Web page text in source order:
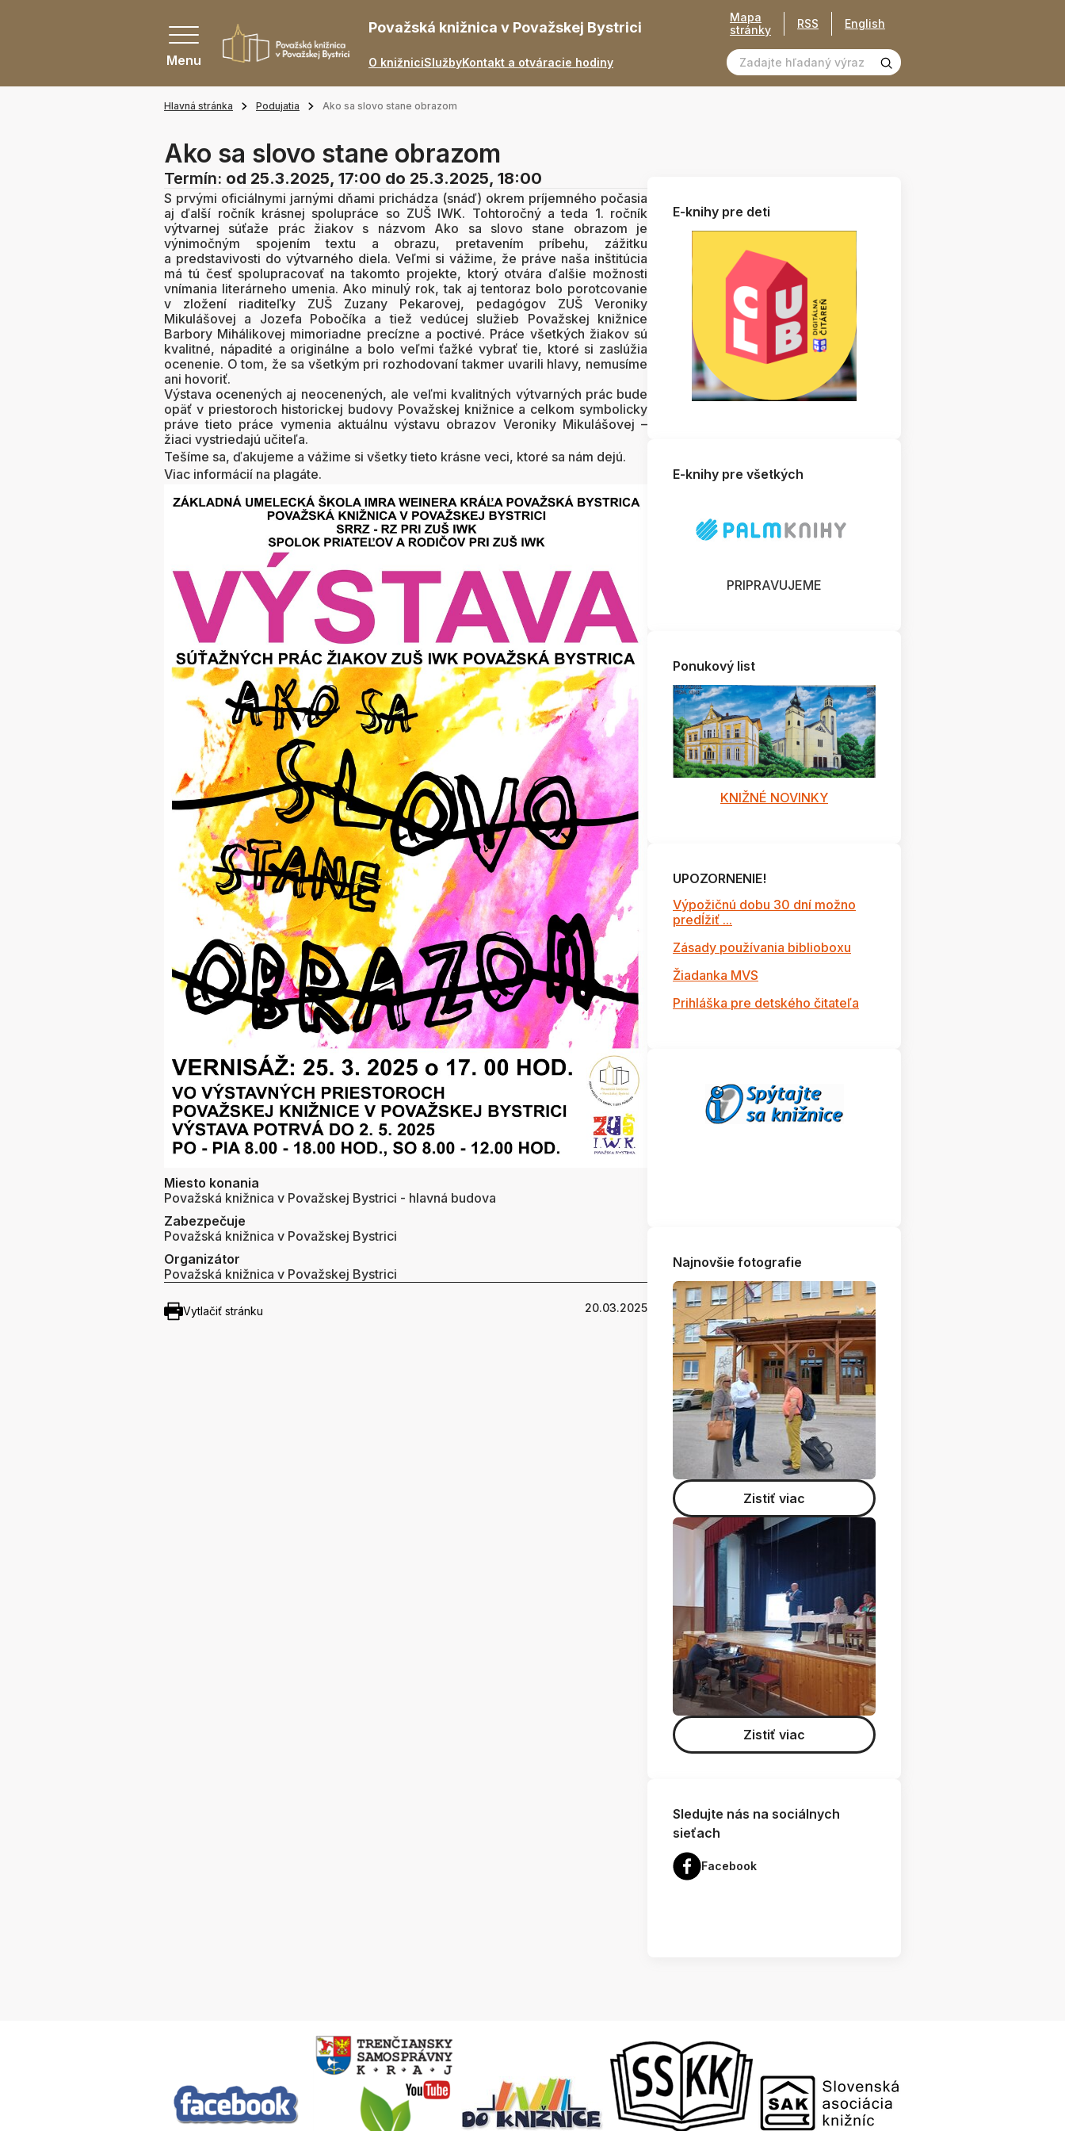
Menu
Považská knižnica v Považskej Bystrici
O knižniciSlužbyKontakt a otváracie hodiny
Mapa
stránky
RSS English
Hlavná stránka Podujatia Ako sa slovo stane obrazom
Ako sa slovo stane obrazom
Termín: od 25.3.2025, 17:00 do 25.3.2025, 18:00
S prvými oficiálnymi jarnými dňami prichádza (snáď) okrem príjemného počasia
aj ďalší ročník krásnej spolupráce so ZUŠ IWK. Tohtoročný a teda 1. ročník
výtvarnej súťaže prác žiakov s názvom Ako sa slovo stane obrazom je
výnimočným spojením textu a obrazu, pretavením príbehu, zážitku
a predstavivosti do výtvarného diela. Veľmi si vážime, že práve naša inštitúcia
má tú česť spolupracovať na takomto projekte, ktorý otvára ďalšie možnosti
vnímania literárneho umenia. Ako minulý rok, tak aj tentoraz bolo porotcovanie
v zložení riaditeľky ZUŠ Zuzany Pekarovej, pedagógov ZUŠ Veroniky
Mikulášovej a Jozefa Pobočíka a tiež vedúcej služieb Považskej knižnice
Barbory Mihálikovej mimoriadne precízne a poctivé. Práce všetkých žiakov sú
kvalitné, nápadité a originálne a bolo veľmi ťažké vybrať tie, ktoré si zaslúžia
ocenenie. O tom, že sa všetkým pri rozhodovaní takmer uvarili hlavy, nemusíme
ani hovoriť.
Výstava ocenených aj neocenených, ale veľmi kvalitných výtvarných prác bude
opäť v priestoroch historickej budovy Považskej knižnice a celkom symbolicky
práve tieto práce vymenia aktuálnu výstavu obrazov Veroniky Mikulášovej –
žiaci vystriedajú učiteľa.
Tešíme sa, ďakujeme a vážime si všetky tieto krásne veci, ktoré sa nám dejú.
Viac informácií na plagáte.
Miesto konania
Považská knižnica v Považskej Bystrici - hlavná budova
Zabezpečuje
Považská knižnica v Považskej Bystrici
Organizátor
Považská knižnica v Považskej Bystrici
Vytlačiť stránku 20.03.2025
E-knihy pre deti
E-knihy pre všetkých
PRIPRAVUJEME
Ponukový list
KNIŽNÉ NOVINKY
UPOZORNENIE!
Výpožičnú dobu 30 dní možno
predĺžiť ...
Zásady používania biblioboxu
Žiadanka MVS
Prihláška pre detského čitateľa
Najnovšie fotografie
Zistiť viac
Zistiť viac
Sledujte nás na sociálnych
sieťach
Facebook